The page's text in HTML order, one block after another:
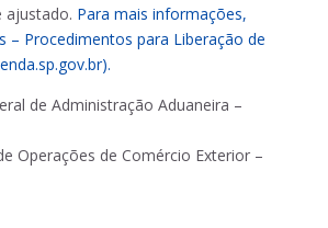
ajustado. Para mais informações,
– Procedimentos para Liberação de
de Administração Aduaneira –
Operações de Comércio Exterior –